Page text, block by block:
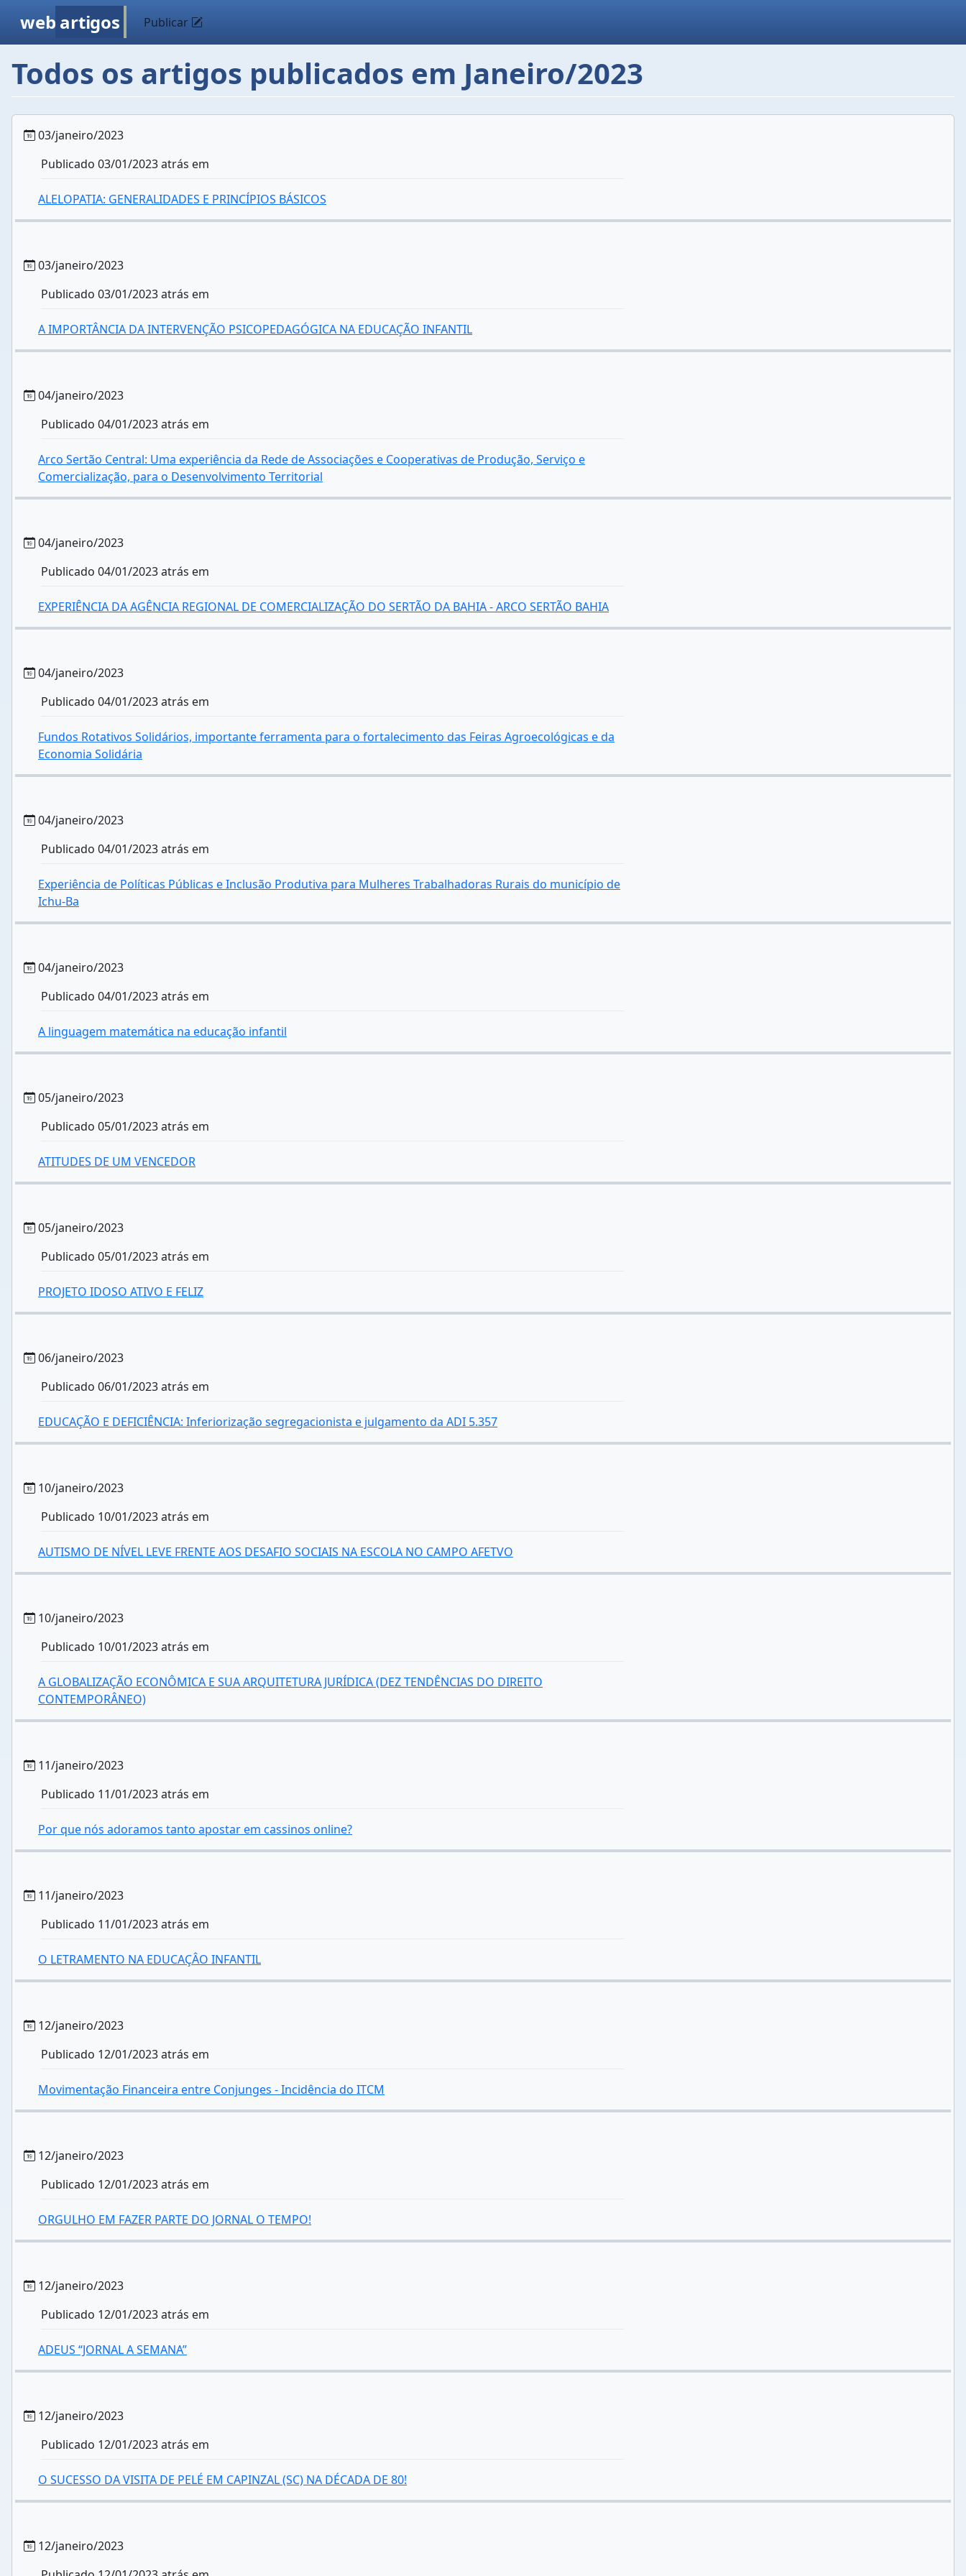
web artigos Publicar
Todos os artigos publicados em Janeiro/2023
03/janeiro/2023
Publicado 03/01/2023 atrás em
ALELOPATIA: GENERALIDADES E PRINCÍPIOS BÁSICOS
03/janeiro/2023
Publicado 03/01/2023 atrás em
A IMPORTÂNCIA DA INTERVENÇÃO PSICOPEDAGÓGICA NA EDUCAÇÃO INFANTIL
04/janeiro/2023
Publicado 04/01/2023 atrás em
Arco Sertão Central: Uma experiência da Rede de Associações e Cooperativas de Produção, Serviço e
Comercialização, para o Desenvolvimento Territorial
04/janeiro/2023
Publicado 04/01/2023 atrás em
EXPERIÊNCIA DA AGÊNCIA REGIONAL DE COMERCIALIZAÇÃO DO SERTÃO DA BAHIA - ARCO SERTÃO BAHIA
04/janeiro/2023
Publicado 04/01/2023 atrás em
Fundos Rotativos Solidários, importante ferramenta para o fortalecimento das Feiras Agroecológicas e da
Economia Solidária
04/janeiro/2023
Publicado 04/01/2023 atrás em
Experiência de Políticas Públicas e Inclusão Produtiva para Mulheres Trabalhadoras Rurais do município de
Ichu-Ba
04/janeiro/2023
Publicado 04/01/2023 atrás em
A linguagem matemática na educação infantil
05/janeiro/2023
Publicado 05/01/2023 atrás em
ATITUDES DE UM VENCEDOR
05/janeiro/2023
Publicado 05/01/2023 atrás em
PROJETO IDOSO ATIVO E FELIZ
06/janeiro/2023
Publicado 06/01/2023 atrás em
EDUCAÇÃO E DEFICIÊNCIA: Inferiorização segregacionista e julgamento da ADI 5.357
10/janeiro/2023
Publicado 10/01/2023 atrás em
AUTISMO DE NÍVEL LEVE FRENTE AOS DESAFIO SOCIAIS NA ESCOLA NO CAMPO AFETVO
10/janeiro/2023
Publicado 10/01/2023 atrás em
A GLOBALIZAÇÃO ECONÔMICA E SUA ARQUITETURA JURÍDICA (DEZ TENDÊNCIAS DO DIREITO
CONTEMPORÂNEO)
11/janeiro/2023
Publicado 11/01/2023 atrás em
Por que nós adoramos tanto apostar em cassinos online?
11/janeiro/2023
Publicado 11/01/2023 atrás em
O LETRAMENTO NA EDUCAÇÂO INFANTIL
12/janeiro/2023
Publicado 12/01/2023 atrás em
Movimentação Financeira entre Conjunges - Incidência do ITCM
12/janeiro/2023
Publicado 12/01/2023 atrás em
ORGULHO EM FAZER PARTE DO JORNAL O TEMPO!
12/janeiro/2023
Publicado 12/01/2023 atrás em
ADEUS “JORNAL A SEMANA”
12/janeiro/2023
Publicado 12/01/2023 atrás em
O SUCESSO DA VISITA DE PELÉ EM CAPINZAL (SC) NA DÉCADA DE 80!
12/janeiro/2023